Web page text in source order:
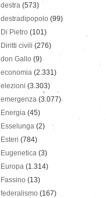
destra (573)
destradipopolo (99)
Di Pietro (101)
Diritti civili (276)
don Gallo (9)
economia (2.331)
elezioni (3.303)
emergenza (3.077)
Energia (45)
Esselunga (2)
Esteri (784)
Eugenetica (3)
Europa (1.314)
Fassino (13)
federalismo (167)